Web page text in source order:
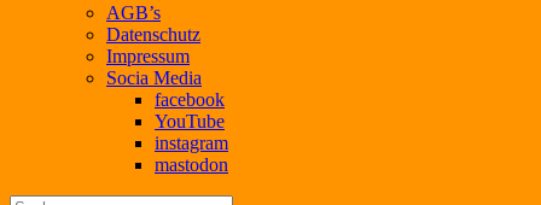
AGB’s
Datenschutz
Impressum
Socia Media
facebook
YouTube
instagram
mastodon